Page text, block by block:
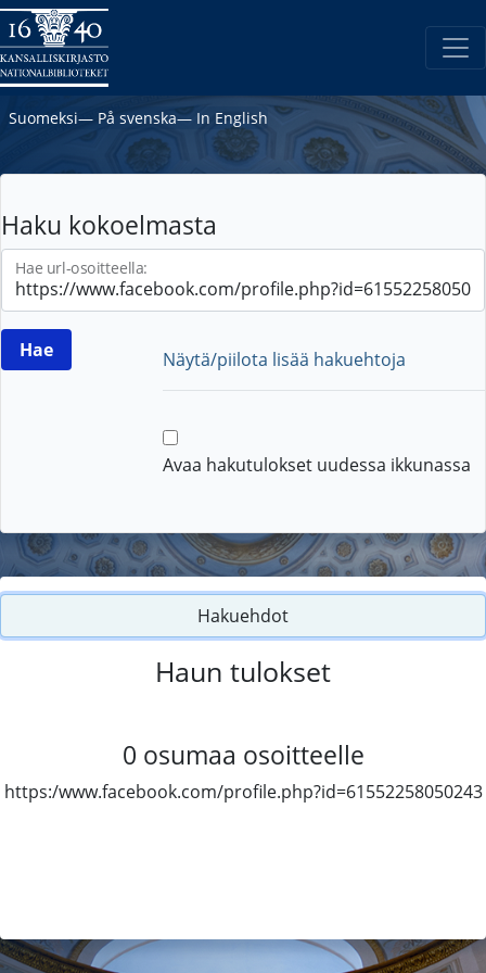
Suomeksi― På svenska― In English
Haku kokoelmasta
Hae url-osoitteella:
Näytä/piilota lisää hakuehtoja
Avaa hakutulokset uudessa ikkunassa
Hakuehdot
Haun tulokset
0 osumaa osoitteelle
https:/www.facebook.com/profile.php?id=61552258050243